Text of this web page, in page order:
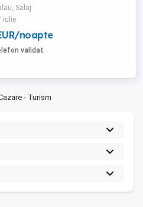
Wi-Fi, masina de spălat rufe,
cu microunde, TV, deține și loc de
. 200 lei pe noapte.
Salaj
iulie
noapte
validat
- Turism